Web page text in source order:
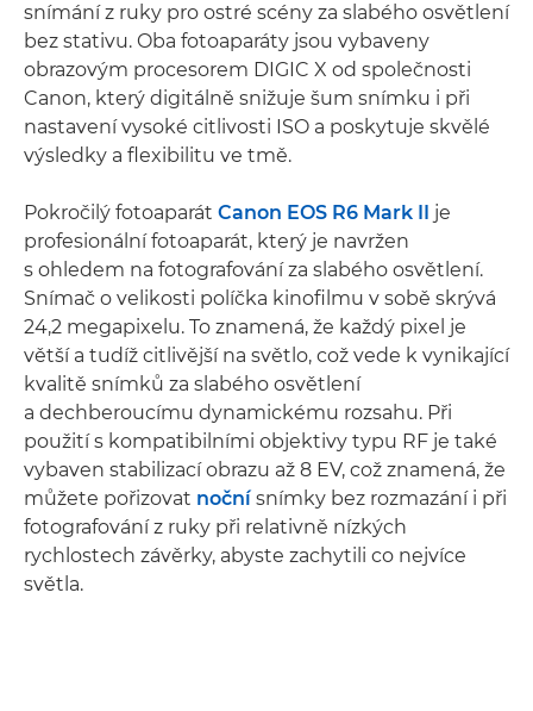
snímání z ruky pro ostré scény za slabého osvětlení
bez stativu. Oba fotoaparáty jsou vybaveny
obrazovým procesorem DIGIC X od společnosti
Canon, který digitálně snižuje šum snímku i při
nastavení vysoké citlivosti ISO a poskytuje skvělé
výsledky a flexibilitu ve tmě.
Pokročilý fotoaparát Canon EOS R6 Mark II je
profesionální fotoaparát, který je navržen
s ohledem na fotografování za slabého osvětlení.
Snímač o velikosti políčka kinofilmu v sobě skrývá
24,2 megapixelu. To znamená, že každý pixel je
větší a tudíž citlivější na světlo, což vede k vynikající
kvalitě snímků za slabého osvětlení
a dechberoucímu dynamickému rozsahu. Při
použití s kompatibilními objektivy typu RF je také
vybaven stabilizací obrazu až 8 EV, což znamená, že
můžete pořizovat nočnísnímky bez rozmazání i při
fotografování z ruky při relativně nízkých
rychlostech závěrky, abyste zachytili co nejvíce
světla.